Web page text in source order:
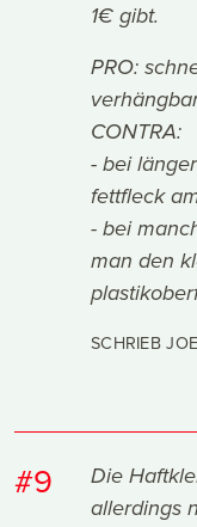
1€ gibt.
PRO:
CONTRA:
- bei
fettfleck
- bei
man den
SCHRIEB
#9
Die
allerdings